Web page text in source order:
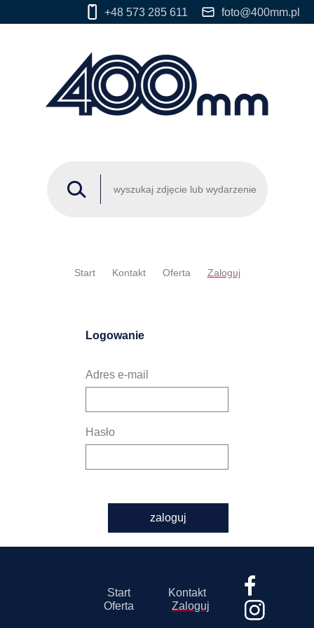
+48 573 285 611 foto@400mm.pl
Start Kontakt Oferta Zaloguj
Logowanie
Adres e-mail
Hasło
zaloguj
Start
Kontakt
Oferta
Zaloguj